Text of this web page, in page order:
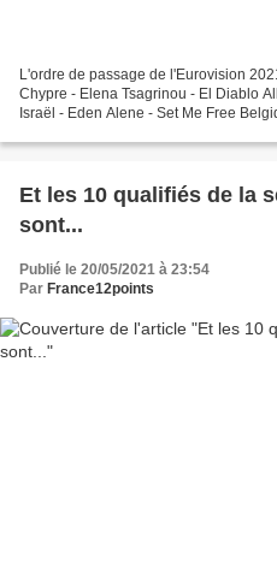
L'ordre de passage de l'Eurovision
Chypre - Elena Tsagrinou - El Diablo
Israël - Eden Alene - Set Me Free
Et les 10 qualifiés de la
sont...
Publié le 20/05/2021 à 23:54
Par France12points